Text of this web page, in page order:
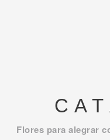
Flores para alegrar